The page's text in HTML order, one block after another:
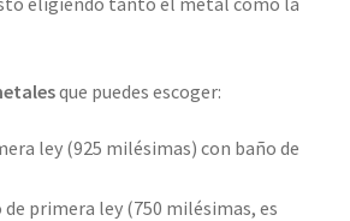
que puedes escoger:
ley (925 milésimas) con baño de
primera ley (750 milésimas, es